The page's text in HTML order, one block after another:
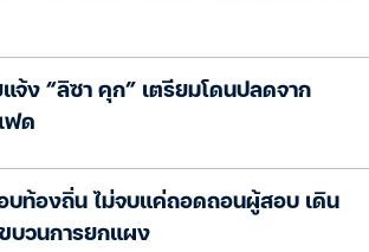
จ้ง “ลิซา คุก” เตรียมโดนปลดจาก
ฟด
บท้องถิ่น ไม่จบแค่ถอดถอนผู้สอบ เดิน
บวนการยกแผง